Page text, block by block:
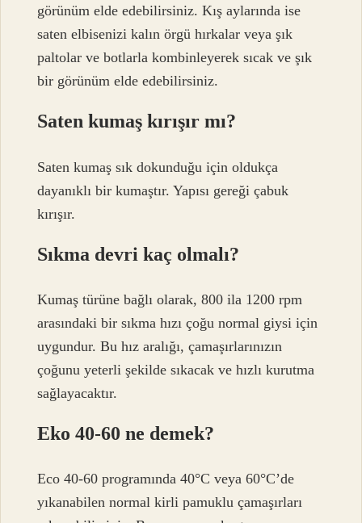
görünüm elde edebilirsiniz. Kış aylarında ise
saten elbisenizi kalın örgü hırkalar veya şık
paltolar ve botlarla kombinleyerek sıcak ve şık
bir görünüm elde edebilirsiniz.
Saten kumaş kırışır mı?
Saten kumaş sık dokunduğu için oldukça
dayanıklı bir kumaştır. Yapısı gereği çabuk
kırışır.
Sıkma devri kaç olmalı?
Kumaş türüne bağlı olarak, 800 ila 1200 rpm
arasındaki bir sıkma hızı çoğu normal giysi için
uygundur. Bu hız aralığı, çamaşırlarınızın
çoğunu yeterli şekilde sıkacak ve hızlı kurutma
sağlayacaktır.
Eko 40-60 ne demek?
Eco 40-60 programında 40°C veya 60°C’de
yıkanabilen normal kirli pamuklu çamaşırları